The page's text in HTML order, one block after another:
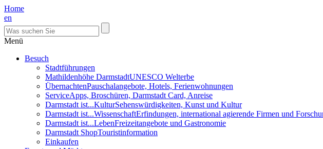
Home
en
Menü
Besuch
Stadtführungen
Mathildenhöhe DarmstadtUNESCO Welterbe
ÜbernachtenPauschalangebote, Hotels, Ferienwohnungen
ServiceApps, Broschüren, Darmstadt Card, Anreise
Darmstadt ist...KulturSehenswürdigkeiten, Kunst und Kultur
Darmstadt ist...WissenschaftErfindungen, international agierende Firmen und
Darmstadt ist...LebenFreizeitangebote und Gastronomie
Darmstadt ShopTouristinformation
Einkaufen